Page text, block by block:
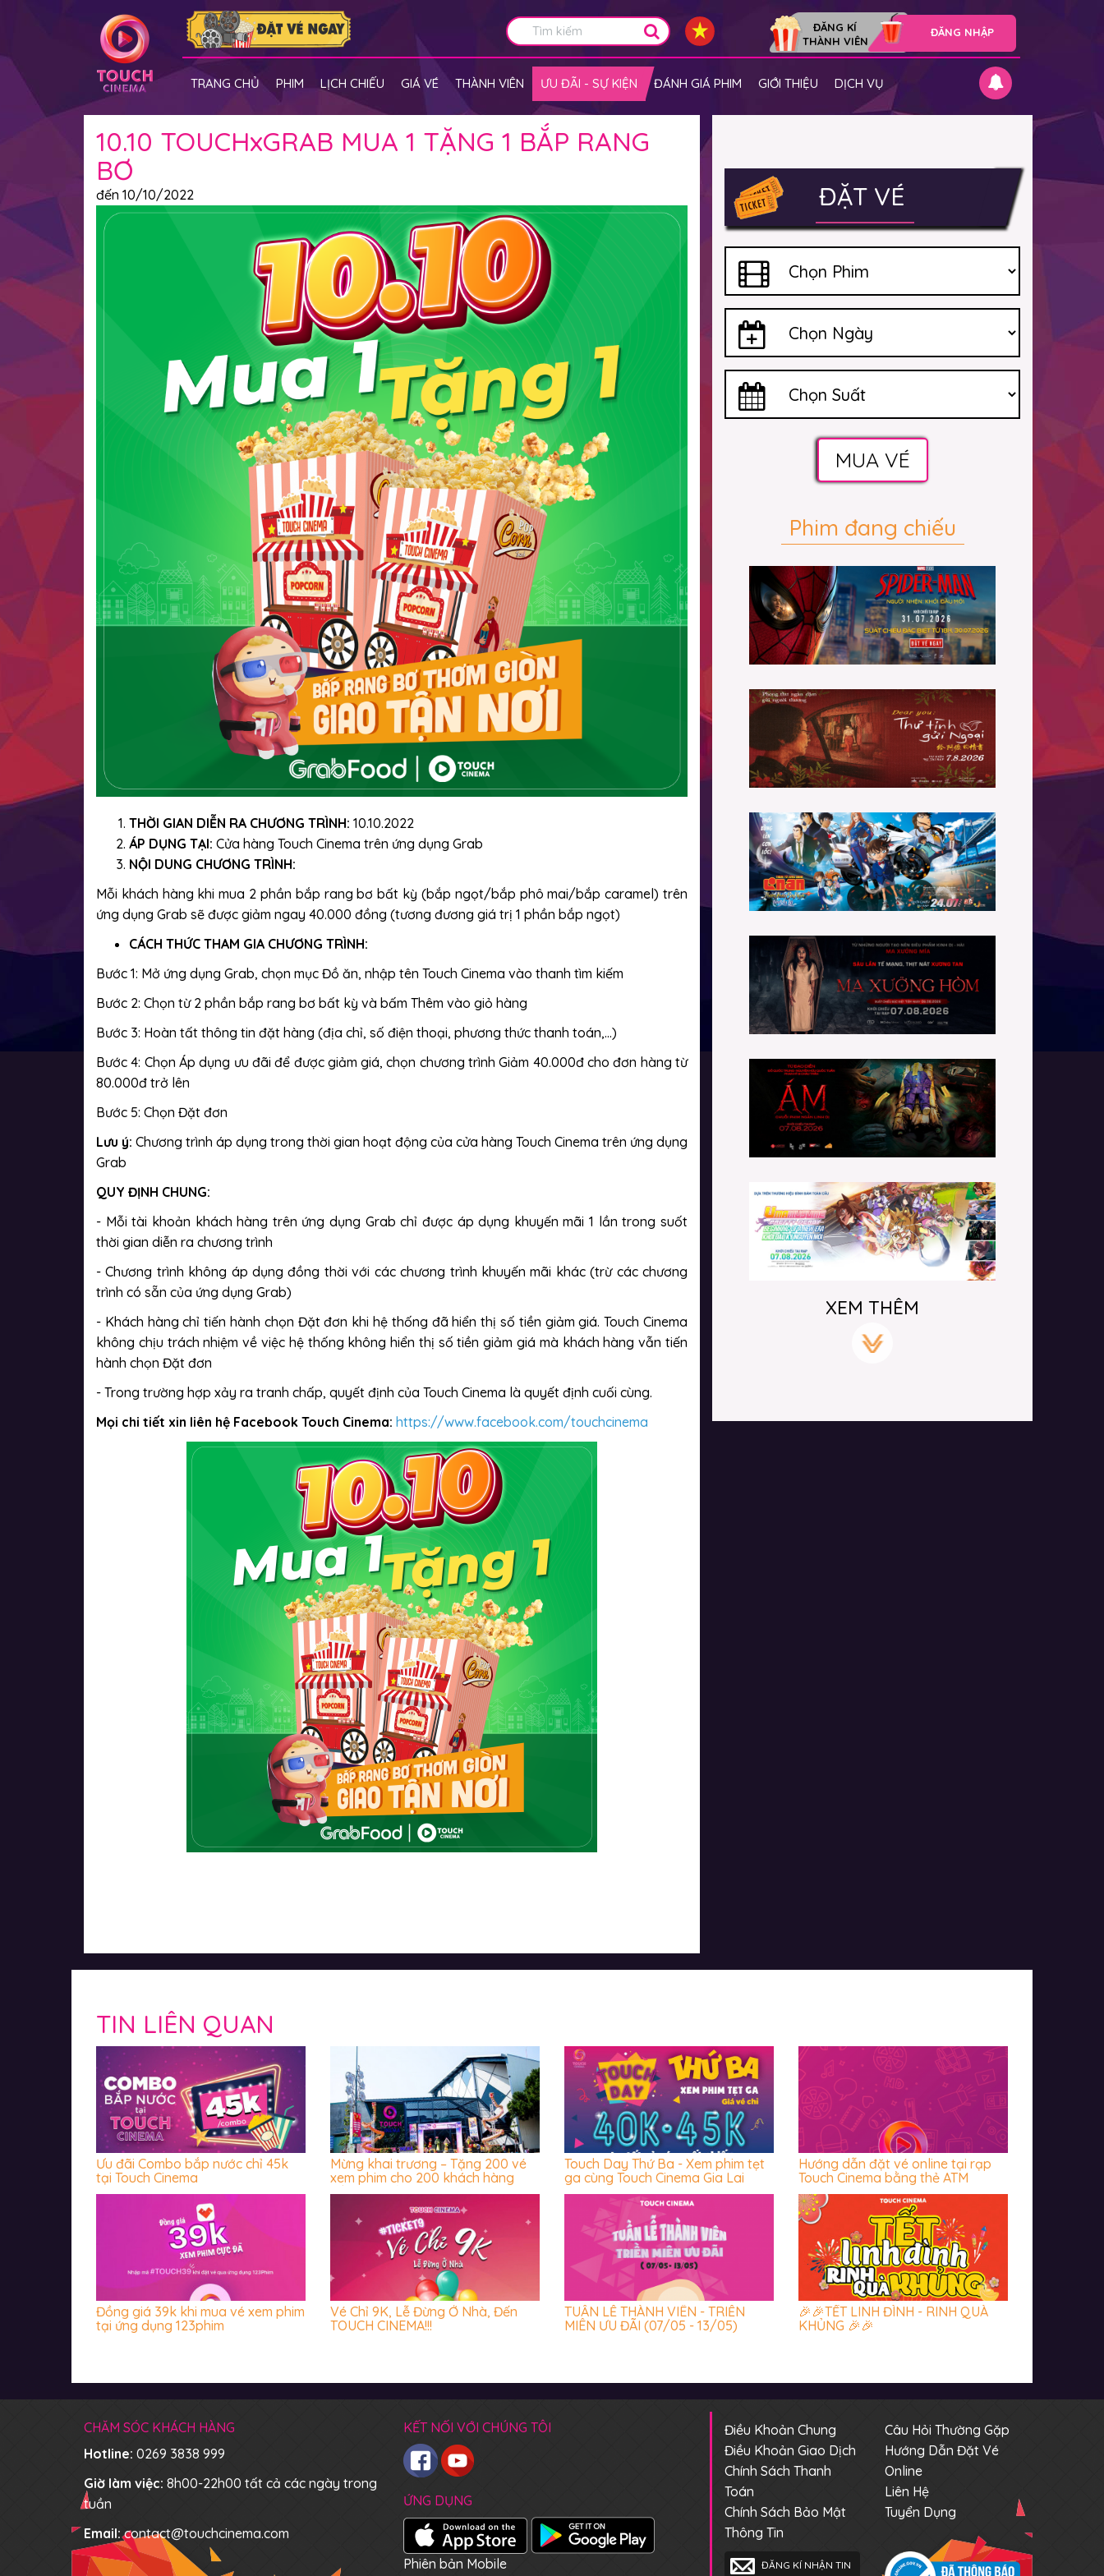
ĐĂNG NHẬP
ĐĂNG KÍ
THÀNH VIÊN
TRANG CHỦ PHIM LỊCH CHIẾU GIÁ VÉ THÀNH VIÊN ƯU ĐÃI - SỰ KIỆN ĐÁNH GIÁ PHIM GIỚI THIỆU DỊCH VỤ
10.10 TOUCHxGRAB MUA 1 TẶNG 1 BẮP RANG
BƠ
đến 10/10/2022
THỜI GIAN DIỄN RA CHƯƠNG TRÌNH: 10.10.2022
ÁP DỤNG TẠI: Cửa hàng Touch Cinema trên ứng dụng Grab
NỘI DUNG CHƯƠNG TRÌNH:
Mỗi khách hàng khi mua 2 phần bắp rang bơ bất kỳ (bắp ngọt/bắp phô mai/bắp caramel) trên
ứng dụng Grab sẽ được giảm ngay 40.000 đồng (tương đương giá trị 1 phần bắp ngọt)
CÁCH THỨC THAM GIA CHƯƠNG TRÌNH:
Bước 1: Mở ứng dụng Grab, chọn mục Đồ ăn, nhập tên Touch Cinema vào thanh tìm kiếm
Bước 2: Chọn từ 2 phần bắp rang bơ bất kỳ và bấm Thêm vào giỏ hàng
Bước 3: Hoàn tất thông tin đặt hàng (địa chỉ, số điện thoại, phương thức thanh toán,...)
Bước 4: Chọn Áp dụng ưu đãi để được giảm giá, chọn chương trình Giảm 40.000đ cho đơn hàng từ
80.000đ trở lên
Bước 5: Chọn Đặt đơn
Lưu ý: Chương trình áp dụng trong thời gian hoạt động của cửa hàng Touch Cinema trên ứng dụng
Grab
QUY ĐỊNH CHUNG:
- Mỗi tài khoản khách hàng trên ứng dụng Grab chỉ được áp dụng khuyến mãi 1 lần trong suốt
thời gian diễn ra chương trình
- Chương trình không áp dụng đồng thời với các chương trình khuyến mãi khác (trừ các chương
trình có sẵn của ứng dụng Grab)
- Khách hàng chỉ tiến hành chọn Đặt đơn khi hệ thống đã hiển thị số tiền giảm giá. Touch Cinema
không chịu trách nhiệm về việc hệ thống không hiển thị số tiền giảm giá mà khách hàng vẫn tiến
hành chọn Đặt đơn
- Trong trường hợp xảy ra tranh chấp, quyết định của Touch Cinema là quyết định cuối cùng.
Mọi chi tiết xin liên hệ Facebook Touch Cinema: https://www.facebook.com/touchcinema
ĐẶT VÉ
MUA VÉ
Phim đang chiếu
XEM THÊM
TIN LIÊN QUAN
Ưu đãi Combo bắp nước chỉ 45k
tại Touch Cinema
Mừng khai trương – Tặng 200 vé
xem phim cho 200 khách hàng
đầu tiên đến Touch Cinema
Touch Day Thứ Ba - Xem phim tẹt
ga cùng Touch Cinema Gia Lai
Hướng dẫn đặt vé online tại rạp
Touch Cinema bằng thẻ ATM
Đồng giá 39k khi mua vé xem phim
tại ứng dụng 123phim
Vé Chỉ 9K, Lễ Đừng Ở Nhà, Đến
TOUCH CINEMA!!!
TUẦN LỄ THÀNH VIÊN - TRIỀN
MIÊN ƯU ĐÃI (07/05 - 13/05)
🎉🎉TẾT LINH ĐÌNH - RINH QUÀ
KHỦNG 🎉🎉
CHĂM SÓC KHÁCH HÀNG
Hotline: 0269 3838 999
Giờ làm việc: 8h00-22h00 tất cả các ngày trong
tuần
Email:contact@touchcinema.com
KẾT NỐI VỚI CHÚNG TÔI
ỨNG DỤNG
Phiên bản Mobile
Điều Khoản Chung
Điều Khoản Giao Dịch
Chính Sách Thanh
Toán
Chính Sách Bảo Mật
Thông Tin
Câu Hỏi Thường Gặp
Hướng Dẫn Đặt Vé
Online
Liên Hệ
Tuyển Dụng
ĐĂNG KÍ NHẬN TIN